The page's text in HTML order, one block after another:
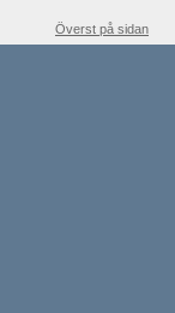
Överst på sidan